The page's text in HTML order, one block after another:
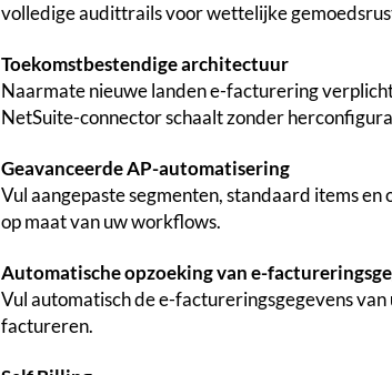
volledige audittrails voor wettelijke
Toekomstbestendige architectuur
Naarmate nieuwe landen e-facturering
NetSuite-connector schaalt zonder
Geavanceerde AP-automatisering
Vul aangepaste segmenten, standaard items
op maat van uw workflows.
Automatische opzoeking van e-
Vul automatisch de e-factureringsgegevens
factureren.